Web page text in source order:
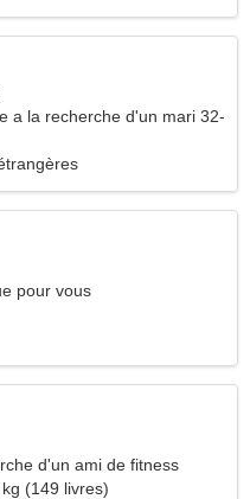
a la recherche d'un mari 32-
pour vous
d'un ami de fitness
(149 livres)